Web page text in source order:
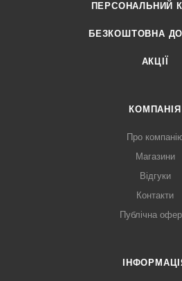
ПЕРСОНАЛЬНИЙ
БЕЗКОШТОВНА
АКЦІЇ
КОМПАНІЯ
Про
Магазини
Відгуки
Контакти
Публічна